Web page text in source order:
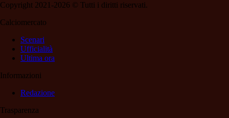
Copyright 2021-2026 © Tutti i diritti riservati.
Calciomercato
Scenari
Ufficialità
Ultima ora
Informazioni
Redazione
Trasparenza